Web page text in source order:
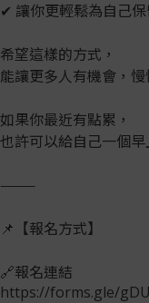
✔ 讓你更輕鬆為自己
希望這樣的方式，
能讓更多人有機會，慢
如果你最近有點累，
也許可以給自己一個早
⸻
📌【報名方式】
🔗報名連結
https://forms.gle/